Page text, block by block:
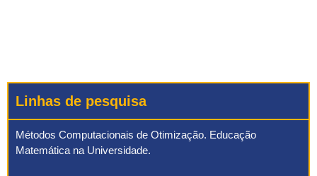
Linhas de pesquisa
Métodos Computacionais de Otimização. Educação
Matemática na Universidade.